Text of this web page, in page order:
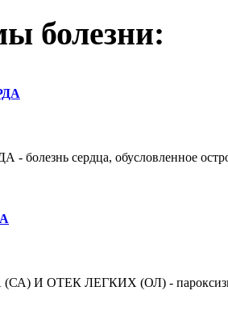
болезни:
сердца, обусловленное острой
И ОТЕК ЛЕГКИХ (ОЛ) -